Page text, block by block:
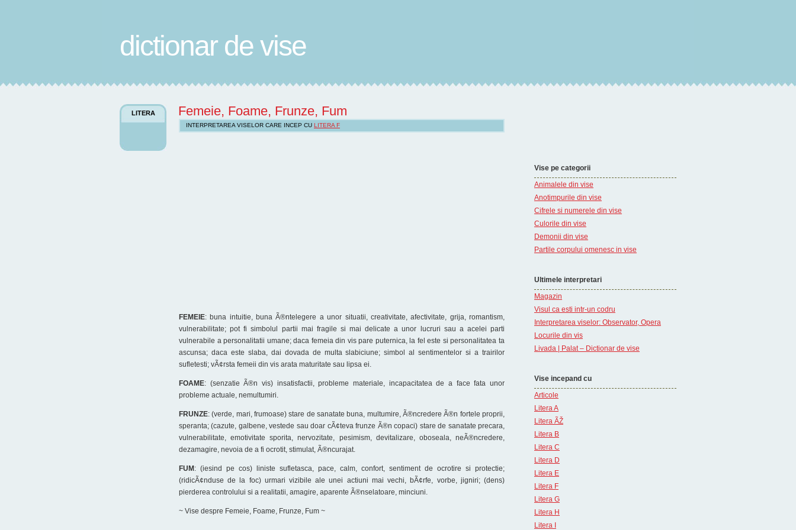
dictionar de vise
Vise pe categorii
Animalele din vise
Anotimpurile din vise
Cifrele si numerele din vise
Culorile din vise
Demonii din vise
Partile corpului omenesc in vise
Ultimele interpretari
Magazin
Visul ca esti intr-un codru
Interpretarea viselor: Observator, Opera
Locurile din vis
Livada | Palat – Dictionar de vise
Vise incepand cu
Articole
Litera A
Litera ÃŽ
Litera B
Litera C
Litera D
Litera E
Litera F
Litera G
Litera H
Litera I
LITERA Femeie, Foame, Frunze, Fum
INTERPRETAREA VISELOR CARE INCEP CU LITERA F
FEMEIE: buna intuitie, buna Ã®ntelegere a unor situatii, creativitate, afectivitate, grija, romantism,
vulnerabilitate; pot fi simbolul partii mai fragile si mai delicate a unor lucruri sau a acelei parti
vulnerabile a personalitatii umane; daca femeia din vis pare puternica, la fel este si personalitatea ta
ascunsa; daca este slaba, dai dovada de multa slabiciune; simbol al sentimentelor si a trairilor
sufletesti; vÃ¢rsta femeii din vis arata maturitate sau lipsa ei.
FOAME: (senzatie Ã®n vis) insatisfactii, probleme materiale, incapacitatea de a face fata unor
probleme actuale, nemultumiri.
FRUNZE: (verde, mari, frumoase) stare de sanatate buna, multumire, Ã®ncredere Ã®n fortele proprii,
speranta; (cazute, galbene, vestede sau doar cÃ¢teva frunze Ã®n copaci) stare de sanatate precara,
vulnerabilitate, emotivitate sporita, nervozitate, pesimism, devitalizare, oboseala, neÃ®ncredere,
dezamagire, nevoia de a fi ocrotit, stimulat, Ã®ncurajat.
FUM : (iesind pe cos) liniste sufletasca, pace, calm, confort, sentiment de ocrotire si protectie;
(ridicÃ¢nduse de la foc) urmari vizibile ale unei actiuni mai vechi, bÃ¢rfe, vorbe, jigniri; (dens)
pierderea controlului si a realitatii, amagire, aparente Ã®nselatoare, minciuni.
~ Vise despre Femeie, Foame, Frunze, Fum ~